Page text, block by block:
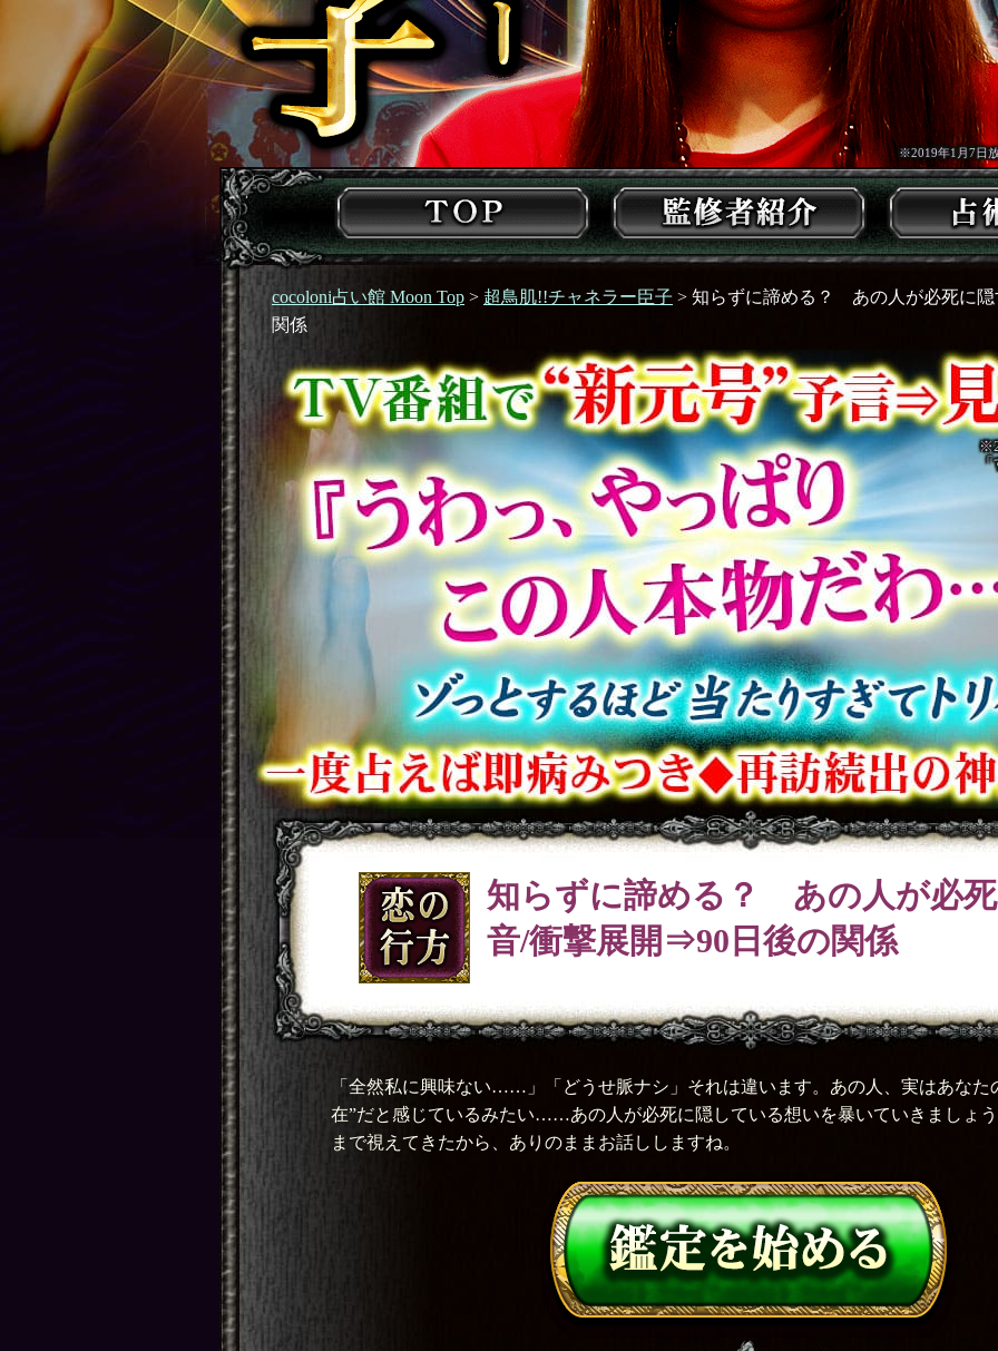
※2019年1月7日
cocoloni占い館 Moon Top > 超鳥肌!!チャネラー臣子 > 知らずに諦める？ あの人が必死に
関係
知らずに諦める？ あの人が必
音/衝撃展開⇒90日後の関係
「全然私に興味ない……」「どうせ脈ナシ」それは違います。あの人、実はあなた
在”だと感じているみたい……あの人が必死に隠している想いを暴いていきましょ
まで視えてきたから、ありのままお話ししますね。